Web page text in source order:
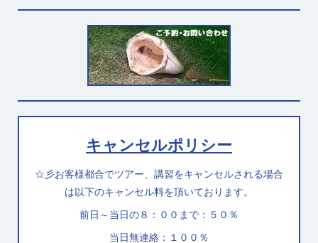
キャンセルポリシー
☆彡お客様都合でツアー、講習をキャンセルされる場合
は以下のキャンセル料を頂いております。
前日～当日の８：００まで：５０％
当日無連絡：１００％